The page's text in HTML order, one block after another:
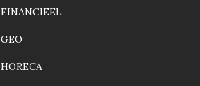
FINANCIEEL
GEO
HORECA